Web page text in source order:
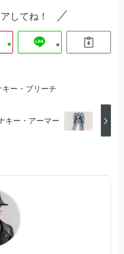
してね！
キー・ブリーチ
キー・アーマー